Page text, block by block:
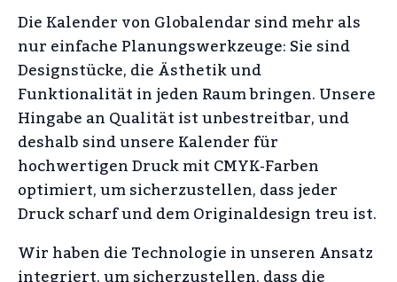
Die Kalender von Globalendar sind mehr als
nur einfache Planungswerkzeuge: Sie sind
Designstücke, die Ästhetik und
Funktionalität in jeden Raum bringen. Unsere
Hingabe an Qualität ist unbestreitbar, und
deshalb sind unsere Kalender für
hochwertigen Druck mit CMYK-Farben
optimiert, um sicherzustellen, dass jeder
Druck scharf und dem Originaldesign treu ist.
Wir haben die Technologie in unseren Ansatz